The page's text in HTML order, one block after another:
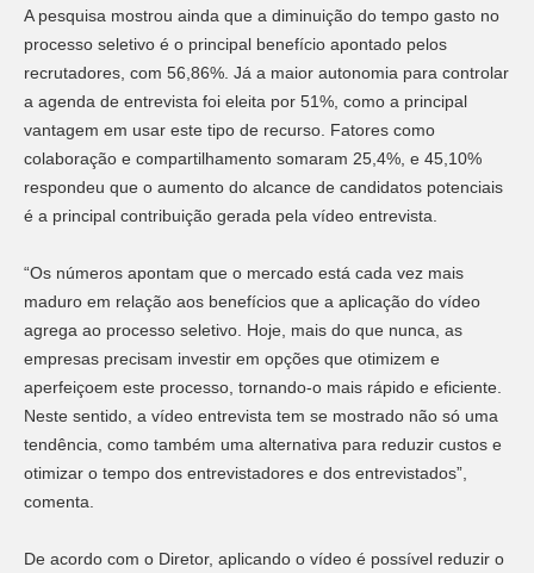
A pesquisa mostrou ainda que a diminuição do tempo gasto no
processo seletivo é o principal benefício apontado pelos
recrutadores, com 56,86%. Já a maior autonomia para controlar
a agenda de entrevista foi eleita por 51%, como a principal
vantagem em usar este tipo de recurso. Fatores como
colaboração e compartilhamento somaram 25,4%, e 45,10%
respondeu que o aumento do alcance de candidatos potenciais
é a principal contribuição gerada pela vídeo entrevista.
“Os números apontam que o mercado está cada vez mais
maduro em relação aos benefícios que a aplicação do vídeo
agrega ao processo seletivo. Hoje, mais do que nunca, as
empresas precisam investir em opções que otimizem e
aperfeiçoem este processo, tornando-o mais rápido e eficiente.
Neste sentido, a vídeo entrevista tem se mostrado não só uma
tendência, como também uma alternativa para reduzir custos e
otimizar o tempo dos entrevistadores e dos entrevistados”,
comenta.
De acordo com o Diretor, aplicando o vídeo é possível reduzir o